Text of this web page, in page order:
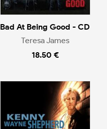
Bad At Being Good - CD
Teresa James
18.50 €